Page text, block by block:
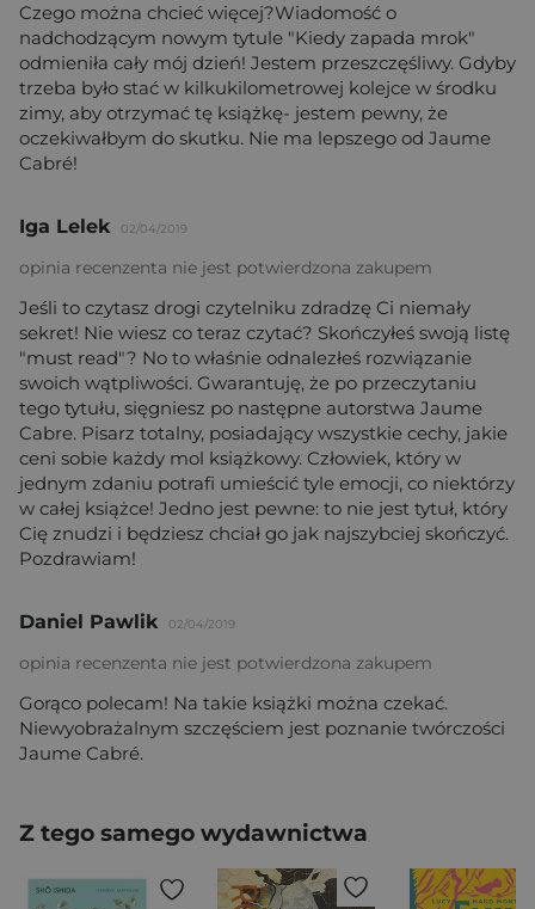
Czego można chcieć więcej?Wiadomość o
nadchodzącym nowym tytule "Kiedy zapada mrok"
odmieniła cały mój dzień! Jestem przeszczęśliwy. Gdyby
trzeba było stać w kilkukilometrowej kolejce w środku
zimy, aby otrzymać tę książkę- jestem pewny, że
oczekiwałbym do skutku. Nie ma lepszego od Jaume
Cabré!
Iga Lelek 02/04/2019
opinia recenzenta nie jest potwierdzona zakupem
Jeśli to czytasz drogi czytelniku zdradzę Ci niemały
sekret! Nie wiesz co teraz czytać? Skończyłeś swoją listę
"must read"? No to właśnie odnalezłeś rozwiązanie
swoich wątpliwości. Gwarantuję, że po przeczytaniu
tego tytułu, sięgniesz po następne autorstwa Jaume
Cabre. Pisarz totalny, posiadający wszystkie cechy, jakie
ceni sobie każdy mol książkowy. Człowiek, który w
jednym zdaniu potrafi umieścić tyle emocji, co niektórzy
w całej książce! Jedno jest pewne: to nie jest tytuł, który
Cię znudzi i będziesz chciał go jak najszybciej skończyć.
Pozdrawiam!
Daniel Pawlik 02/04/2019
opinia recenzenta nie jest potwierdzona zakupem
Gorąco polecam! Na takie książki można czekać.
Niewyobrażalnym szczęściem jest poznanie twórczości
Jaume Cabré.
Z tego samego wydawnictwa